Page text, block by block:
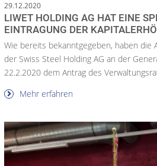
29.12.2020
LIWET HOLDING AG HAT EINE
EINTRAGUNG DER
Wie bereits bekanntgegeben, haben die
der Swiss Steel Holding AG an der
22.2.2020 dem Antrag des
Mehr erfahren